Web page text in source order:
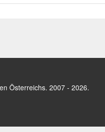
Österreichs. 2007 - 2026.